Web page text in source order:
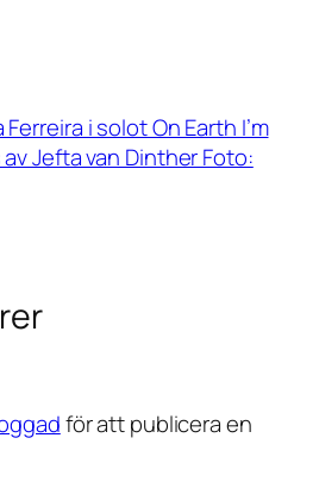
Ferreira i solot On Earth I’m
Jefta van Dinther Foto:
för att publicera en